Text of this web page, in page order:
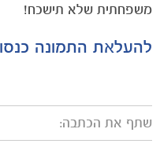
משפחתית שלא תישכח!
להעלאת התמונה
שתף את הכתבה: